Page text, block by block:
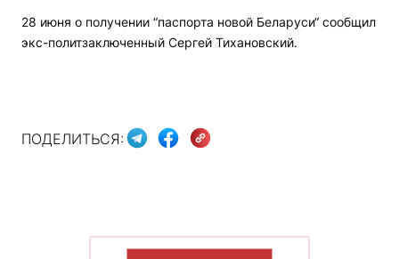
28 июня о получении “паспорта новой Беларуси“ сообщил
экс-политзаключенный Сергей Тихановский.
ПОДЕЛИТЬСЯ: